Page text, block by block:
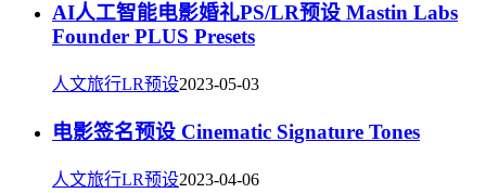
AI人工智能电影婚礼PS/LR预设 Mastin Labs
Founder PLUS Presets
人文旅行LR预设2023-05-03
电影签名预设 Cinematic Signature Tones
人文旅行LR预设2023-04-06